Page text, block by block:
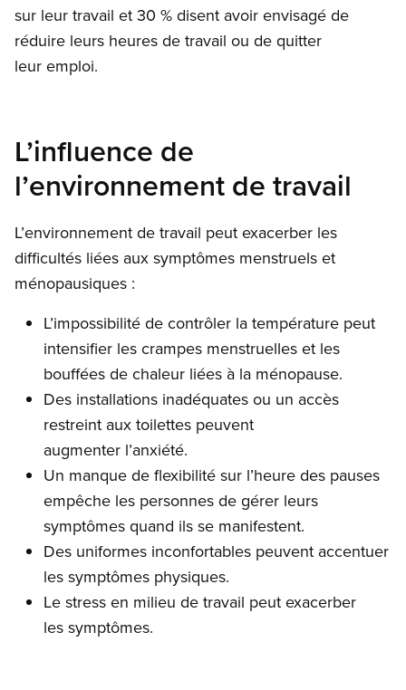
sur leur travail et 30 % disent avoir envisagé de
réduire leurs heures de travail ou de quitter
leur emploi.
L’influence de
l’environnement de travail
L’environnement de travail peut exacerber les
difficultés liées aux symptômes menstruels et
ménopausiques :
L’impossibilité de contrôler la température peut
intensifier les crampes menstruelles et les
bouffées de chaleur liées à la ménopause.
Des installations inadéquates ou un accès
restreint aux toilettes peuvent
augmenter l’anxiété.
Un manque de flexibilité sur l’heure des pauses
empêche les personnes de gérer leurs
symptômes quand ils se manifestent.
Des uniformes inconfortables peuvent accentuer
les symptômes physiques.
Le stress en milieu de travail peut exacerber
les symptômes.